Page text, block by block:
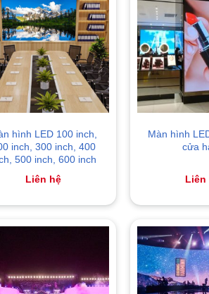
hình LED 100 inch,
inch, 300 inch, 400
500 inch, 600 inch
Liên hệ
Màn hình
cửa
Liên